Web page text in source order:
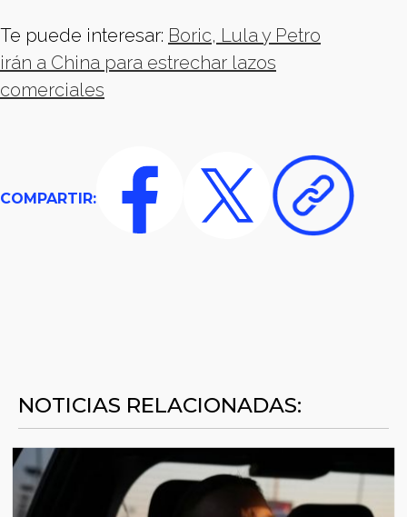
Te puede interesar: Boric, Lula y Petro
irán a China para estrechar lazos
comerciales
COMPARTIR:
NOTICIAS RELACIONADAS: